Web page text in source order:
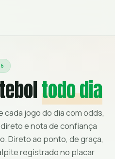
todo dia
jogo do dia com odds,
e nota de confiança
Direto ao ponto, de graça,
registrado no placar